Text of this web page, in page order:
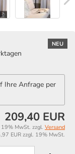
NEU
Ihre Anfrage per
209,40 EUR
MwSt. zzgl. Versand
EUR zzgl. 19% MwSt.